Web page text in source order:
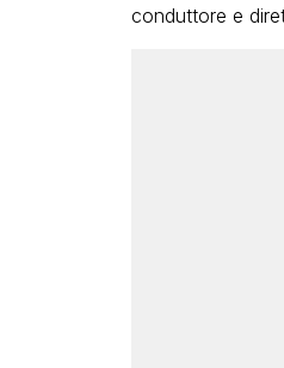
conduttore e